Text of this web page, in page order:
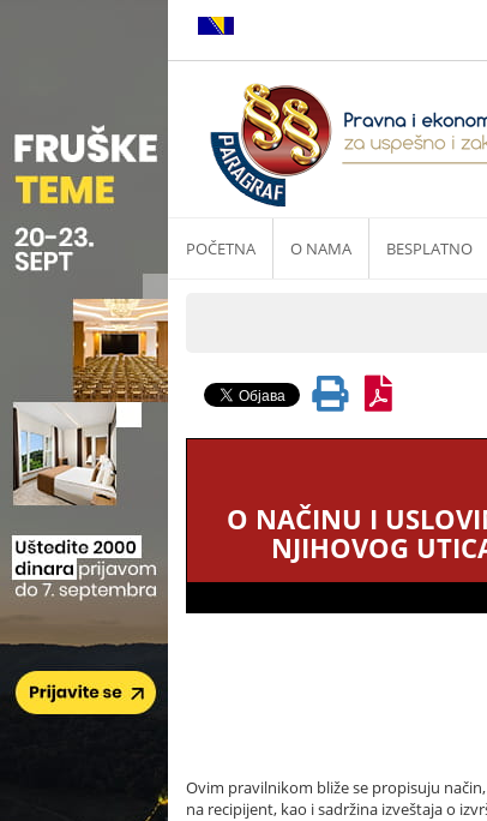
POČETNA O NAMA BESPLATNO
O NAČINU I
NJIHOVOG
Ovim pravilnikom bliže se propisuju
na recipijent, kao i sadržina izveštaja o